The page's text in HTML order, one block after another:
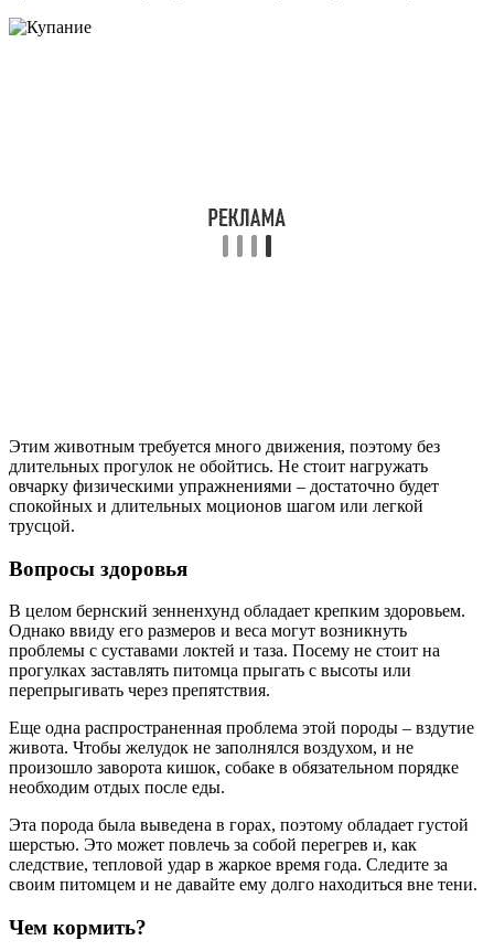
Этим животным требуется много движения, поэтому без
длительных прогулок не обойтись. Не стоит нагружать
овчарку физическими упражнениями – достаточно будет
спокойных и длительных моционов шагом или легкой
трусцой.
Вопросы здоровья
В целом бернский зенненхунд обладает крепким здоровьем.
Однако ввиду его размеров и веса могут возникнуть
проблемы с суставами локтей и таза. Посему не стоит на
прогулках заставлять питомца прыгать с высоты или
перепрыгивать через препятствия.
Еще одна распространенная проблема этой породы – вздутие
живота. Чтобы желудок не заполнялся воздухом, и не
произошло заворота кишок, собаке в обязательном порядке
необходим отдых после еды.
Эта порода была выведена в горах, поэтому обладает густой
шерстью. Это может повлечь за собой перегрев и, как
следствие, тепловой удар в жаркое время года. Следите за
своим питомцем и не давайте ему долго находиться вне тени.
Чем кормить?